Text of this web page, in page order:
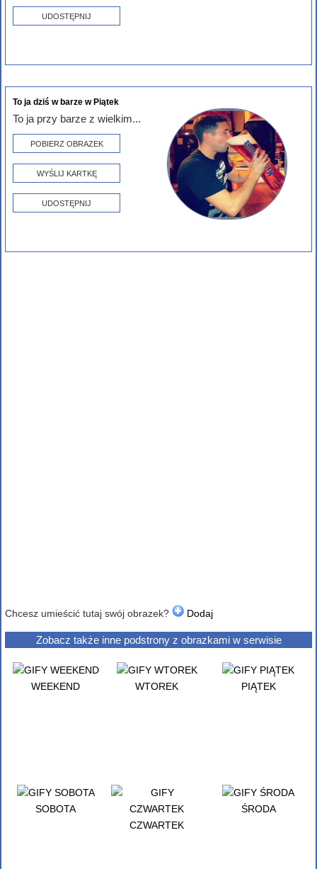
UDOSTĘPNIJ
To ja dziś w barze w Piątek
To ja przy barze z wielkim...
POBIERZ OBRAZEK
WYŚLIJ KARTKĘ
UDOSTĘPNIJ
Chcesz umieścić tutaj swój obrazek? Dodaj
Zobacz także inne podstrony z obrazkami w serwisie
WEEKEND WTOREK PIĄTEK
SOBOTA
CZWARTEK
ŚRODA